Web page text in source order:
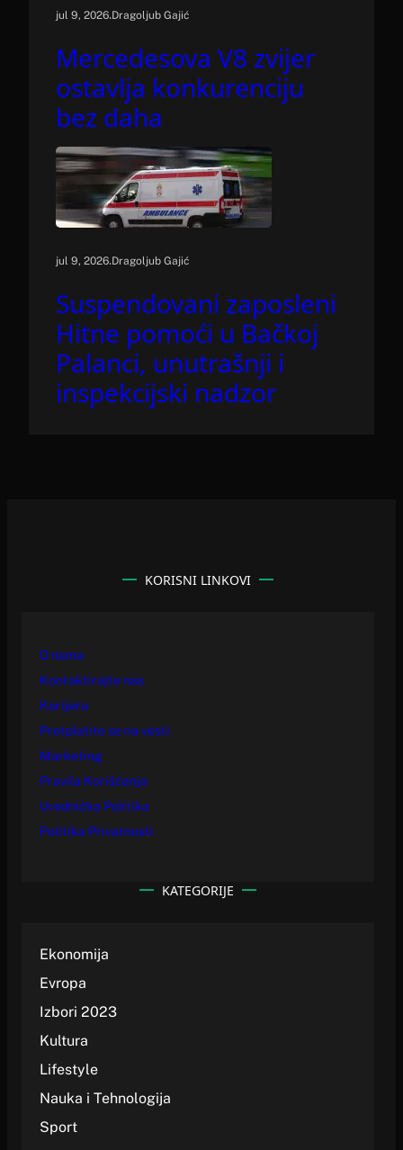
jul 9, 2026.Dragoljub Gajić
Mercedesova V8 zvijer
ostavlja konkurenciju
bez daha
jul 9, 2026.Dragoljub Gajić
Suspendovani zaposleni
Hitne pomoći u Bačkoj
Palanci, unutrašnji i
inspekcijski nadzor
KORISNI LINKOVI
O nama
Kontaktirajte nas
Karijera
Pretplatite se na vesti
Marketing
Pravila Korišćenja
Urednička Politika
Politika Privatnosti
KATEGORIJE
Ekonomija
Evropa
Izbori 2023
Kultura
Lifestyle
Nauka i Tehnologija
Sport